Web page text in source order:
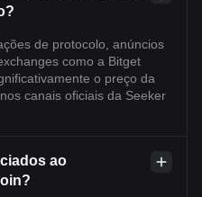
de protocolo, anúncios
como a Bitget
o preço da
canais oficiais da Seeker
ao